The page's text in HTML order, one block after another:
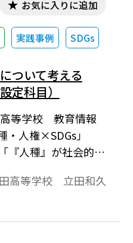
実践事例 SDGs
お気に入りに追加
ついて考える
定科目）
高等学校 教育情報
人権×SDGs」
『人種』が社会的に
めにどうすればい
る人種差別などに
高等学校 立田和久